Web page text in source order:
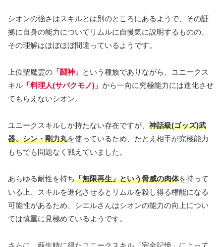
シオンの強さはスキルとは別のところにあるようで、その証
拠に自身の能力についてリムルに自慢気に説明するものの、
その理解はほぼほぼ間違っているようです。
上位聖魔霊の 「闘神」 という種族でありながら、ユニークス
キル 「料理人(サバクモノ)」 から一向に究極能力には進化させ
てもらえないシオン。
ユニークスキルしか持たない存在ですが、 神話級(ゴッズ)武
器、シン・剛力丸を使っているため、たとえ相手が究極能力
もちでも問題なく戦えていました。
あらゆる耐性を持ち「無限再生」という脅威の肉体を持って
いる上、スキルを進化させるとリムルを殺し得る権能になる
可能性があるため、シエルさんはシオンの能力の向上につい
ては慎重に見極めているようです。
さらに、蘇生時に得たユニークスキル「完全記憶」によって